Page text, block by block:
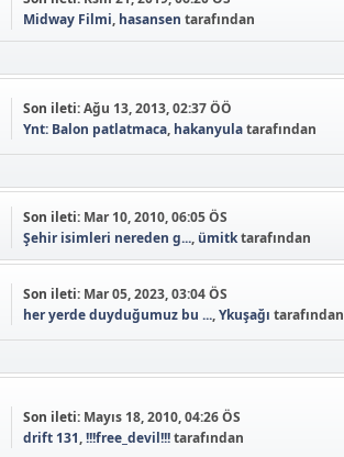
Midway Filmi, hasansen tarafından
Son ileti:Ağu 13, 2013, 02:37 ÖÖ
Ynt: Balon patlatmaca, hakanyulatarafından
Son ileti: Mar 10, 2010, 06:05 ÖS
Şehir isimleri nereden g..., ümitktarafından
Son ileti: Mar 05, 2023, 03:04 ÖS
her yerde duyduğumuz bu ...,Ykuşağı tarafından
Son ileti: Mayıs 18, 2010, 04:26 ÖS
drift 131,!!!free_devil!!!tarafından